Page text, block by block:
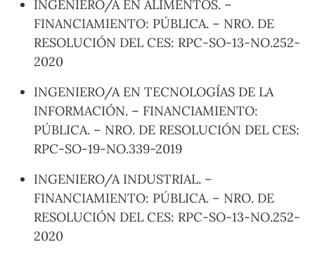
INGENIERO/A EN ALIMENTOS. –
FINANCIAMIENTO: PÚBLICA. – NRO. DE
RESOLUCIÓN DEL CES: RPC-SO-13-NO.252-
2020
INGENIERO/A EN TECNOLOGÍAS DE LA
INFORMACIÓN. – FINANCIAMIENTO:
PÚBLICA. – NRO. DE RESOLUCIÓN DEL CES:
RPC-SO-19-NO.339-2019
INGENIERO/A INDUSTRIAL. –
FINANCIAMIENTO: PÚBLICA. – NRO. DE
RESOLUCIÓN DEL CES: RPC-SO-13-NO.252-
2020